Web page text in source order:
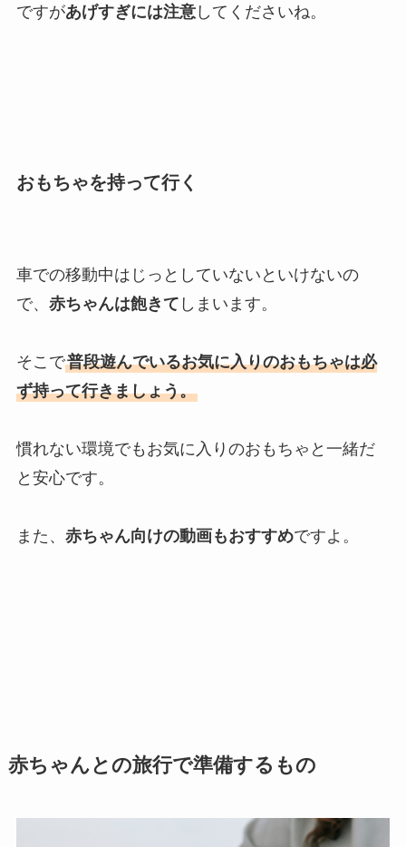
ですがあげすぎには注意してくださいね。
おもちゃを持って行く
車での移動中はじっとしていないといけないの
で、 赤ちゃんは飽きて しまいます。
そこで普段遊んでいるお気に入りのおもちゃは必
ず持って行きましょう。
慣れない環境でもお気に入りのおもちゃと一緒だ
と安心です。
また、 赤ちゃん向けの動画もおすすめですよ。
赤ちゃんとの旅行で準備するもの